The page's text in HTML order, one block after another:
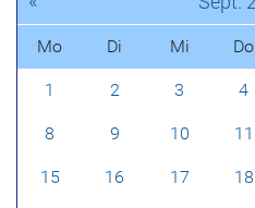
Mo Di Mi Do
1 2 3 4
8 9 10 11
15 16 17 18